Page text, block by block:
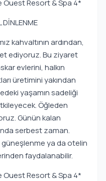
Resort & Spa 4*
DİNLENME
kahvaltının ardından,
ediyoruz. Bu ziyaret
evlerini, halkın
üretimini yakından
yaşamın sadeliği
Öğleden
Günün kalan
serbest zaman.
ya da otelin
faydalanabilir.
Resort & Spa 4*